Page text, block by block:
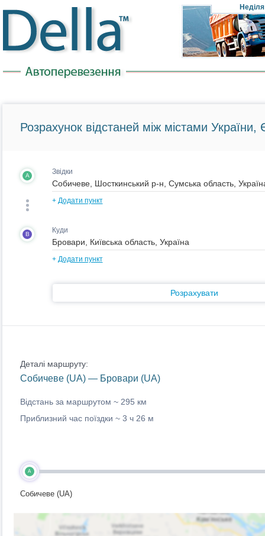
Неділя
Розрахунок відстаней між містами України,
A Звідки
+ Додати пункт
B Куди
+ Додати пункт
Розрахувати
Деталі маршруту:
Собичеве (UA) — Бровари (UA)
Відстань за маршрутом ~ 295 км
Приблизний час поїздки ~ 3 ч 26 м
A
Собичеве (UA)